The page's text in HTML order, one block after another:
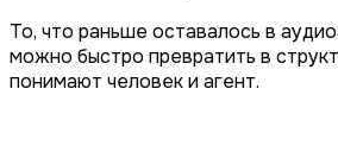
То, что раньше оставалось в
можно быстро превратить в
понимают человек и агент.